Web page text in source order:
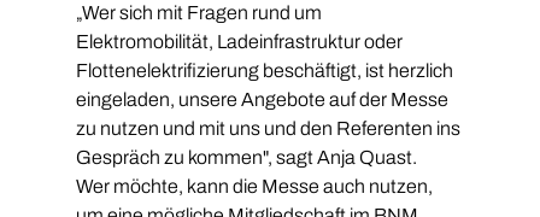
„Wer sich mit Fragen rund um
Elektromobilität, Ladeinfrastruktur oder
Flottenelektrifizierung beschäftigt, ist herzlich
eingeladen, unsere Angebote auf der Messe
zu nutzen und mit uns und den Referenten ins
Gespräch zu kommen", sagt Anja Quast.
Wer möchte, kann die Messe auch nutzen,